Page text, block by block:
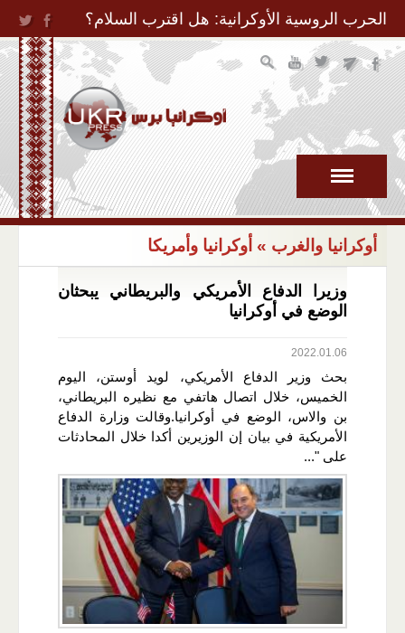
Jump to Navigation
الحرب الروسية الأوكرانية: هل اقترب السلام؟
أوكرانيا والغرب » أوكرانيا وأمريكا
وزيرا الدفاع الأمريكي والبريطاني يبحثان
الوضع في أوكرانيا
2022.01.06
بحث وزير الدفاع الأمريكي، لويد أوستن، اليوم
الخميس، خلال اتصال هاتفي مع نظيره البريطاني،
بن والاس، الوضع في أوكرانيا.وقالت وزارة الدفاع
الأمريكية في بيان إن الوزيرين أكدا خلال المحادثات
على "...